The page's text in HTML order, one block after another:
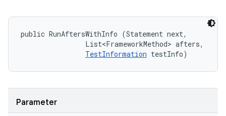
public RunAftersWithInfo (Statement next,
                List<FrameworkMethod> afters,
TestInformation testInfo)
Parameter